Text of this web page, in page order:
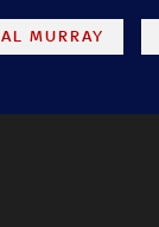
MURRAY